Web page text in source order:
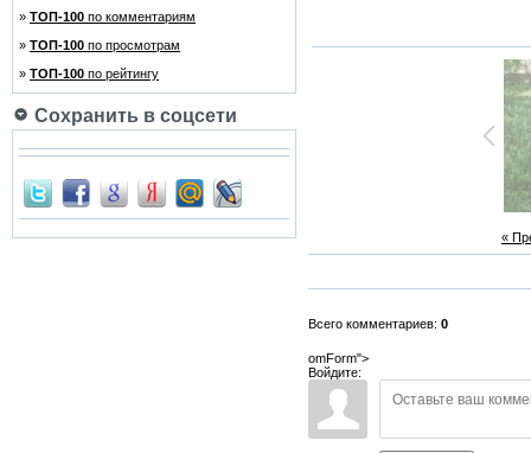
» ТОП-100 по комментариям
» ТОП-100 по просмотрам
» ТОП-100 по рейтингу
Сохранить в соцсети
«
Всего комментариев: 0
omForm">
Войдите: